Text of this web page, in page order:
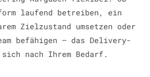
laufend betreiben, ein
Zielzustand umsetzen oder
befähigen — das Delivery-
nach Ihrem Bedarf.